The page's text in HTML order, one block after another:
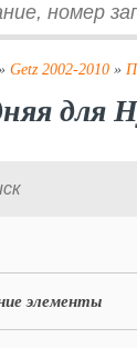
Getz 2002-2010 »
для
элементы